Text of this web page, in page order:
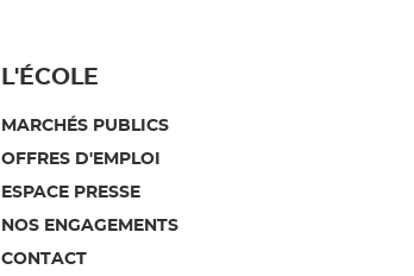
L'ÉCOLE
MARCHÉS PUBLICS
OFFRES D'EMPLOI
ESPACE PRESSE
NOS ENGAGEMENTS
CONTACT